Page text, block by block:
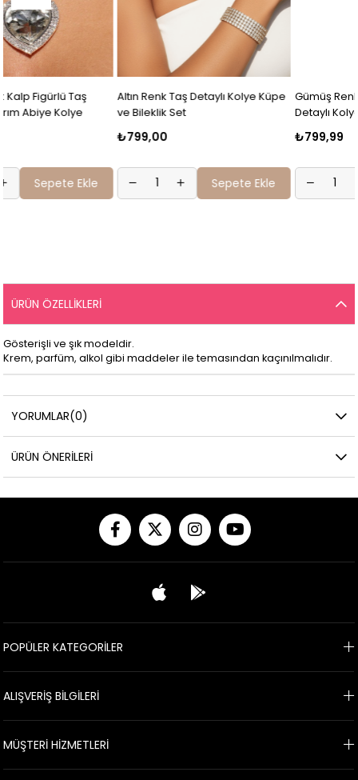
Altın Renk Taş Detaylı Kolye Küpe
ve Bileklik Set
Sepete Ekle
Gümüş Renk Hologram Taş
Detaylı Kolye Ve Bileklik Set
Sepete Ekle
ÜRÜN ÖZELLIKLERI
Gösterişli ve şık modeldir.
Krem, parfüm, alkol gibi maddeler ile temasından kaçınılmalıdır.
YORUMLAR(0)
ÜRÜN ÖNERILERI
POPÜLER KATEGORİLER
ALIŞVERİŞ BİLGİLERİ
MÜŞTERİ HİZMETLERİ